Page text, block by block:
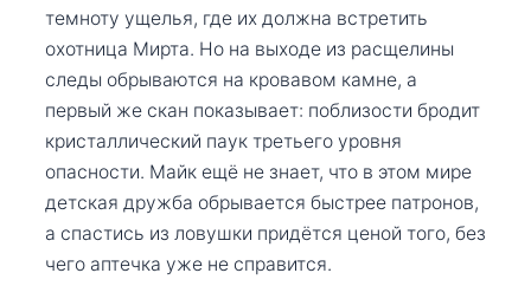
темноту ущелья, где их должна встретить
охотница Мирта. Но на выходе из расщелины
следы обрываются на кровавом камне, а
первый же скан показывает: поблизости бродит
кристаллический паук третьего уровня
опасности. Майк ещё не знает, что в этом мире
детская дружба обрывается быстрее патронов,
а спастись из ловушки придётся ценой того, без
чего аптечка уже не справится.